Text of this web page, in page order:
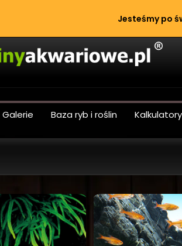
– poradniki, gatunki i
Jesteśmy po
Galerie Baza ryb i roślin Kalkulatory